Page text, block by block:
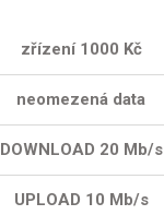
zřízení 1000 Kč
neomezená data
DOWNLOAD 20 Mb/s
UPLOAD 10 Mb/s